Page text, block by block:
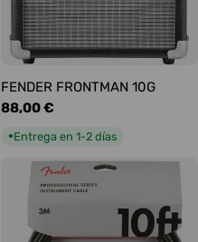
FENDER FRONTMAN 10G
Precio
88,00 €
●Entrega en 1-2 días